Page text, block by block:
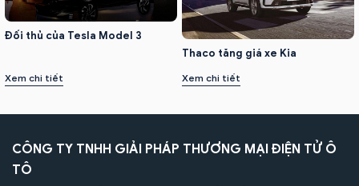
Đối thủ của Tesla Model 3
Xem chi tiết
Thaco tăng giá xe Kia
Xem chi tiết
CÔNG TY TNHH GIẢI PHÁP THƯƠNG MẠI ĐIỆN TỬ Ô
TÔ